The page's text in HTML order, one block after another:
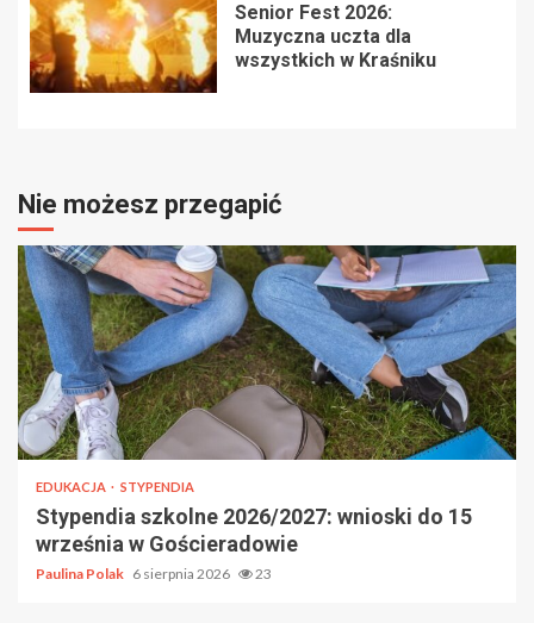
Senior Fest 2026:
Muzyczna uczta dla
wszystkich w Kraśniku
Nie możesz przegapić
EDUKACJA STYPENDIA
Stypendia szkolne 2026/2027: wnioski do 15
września w Gościeradowie
Paulina Polak 6 sierpnia 2026 23